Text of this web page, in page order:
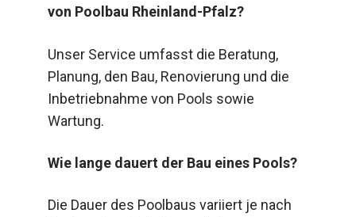
von Poolbau Rheinland-Pfalz?
Unser Service umfasst die Beratung,
Planung, den Bau, Renovierung und die
Inbetriebnahme von Pools sowie
Wartung.
Wie lange dauert der Bau eines Pools?
Die Dauer des Poolbaus variiert je nach